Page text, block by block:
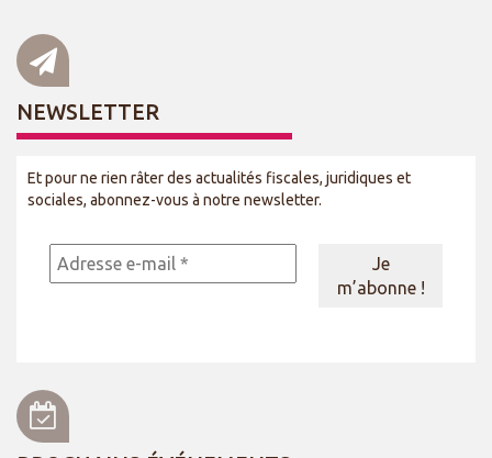
NEWSLETTER
Et pour ne rien râter des actualités fiscales, juridiques et
sociales, abonnez-vous à notre newsletter.